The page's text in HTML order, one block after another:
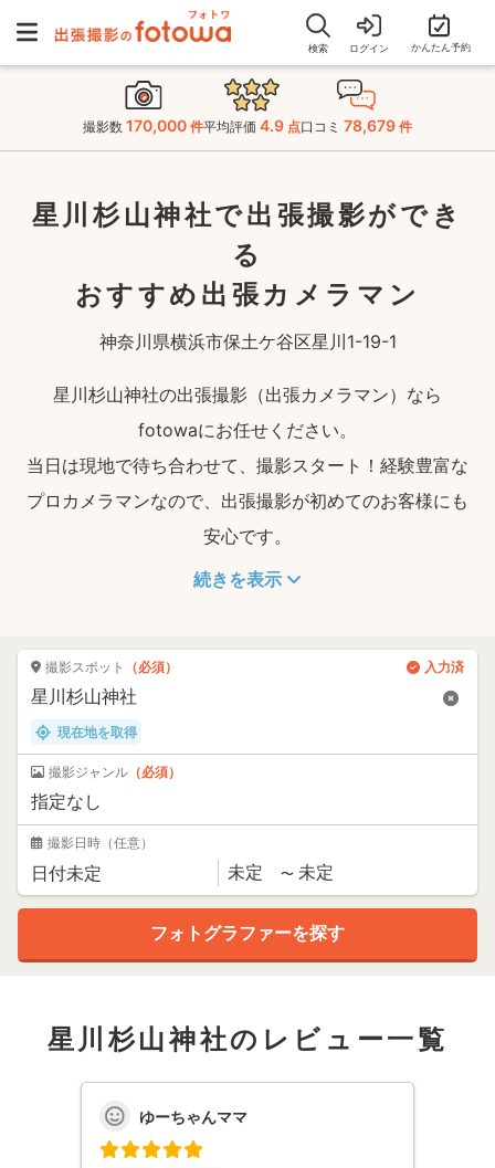
検索 ログイン かんたん予約
撮影数 170,000 件平均評価 4.9 点口コミ 78,679 件
星川杉山神社で出張撮影ができ
る
おすすめ出張カメラマン
神奈川県横浜市保土ケ谷区星川1-19-1
星川杉山神社の出張撮影（出張カメラマン）なら
fotowaにお任せください。
当日は現地で待ち合わせて、撮影スタート！経験豊富な
プロカメラマンなので、出張撮影が初めてのお客様にも
安心です。
続きを表示
撮影スポット （必須） 入力済
現在地を取得
撮影ジャンル （必須）
撮影日時 （任意）
星川杉山神社のレビュー一覧
ゆーちゃんママ